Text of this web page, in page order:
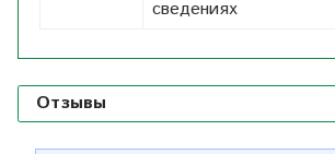
сведениях
Отзывы